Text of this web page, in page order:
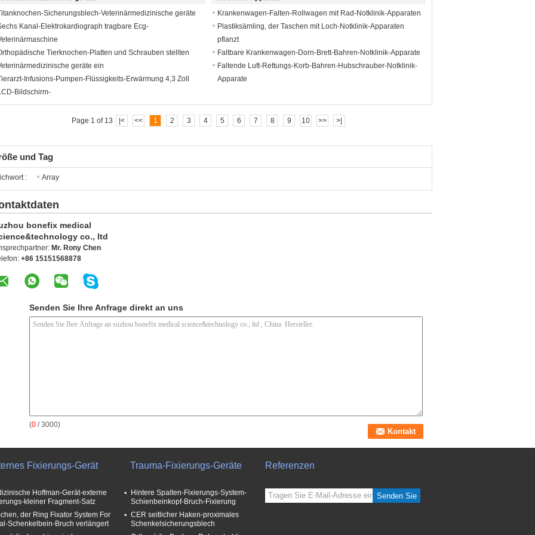
Sicherungsblech-Veterinärmedizinische geräte
Kanal-Elektrokardiograph tragbare Ecg-
Tierknochen-Platten und Schrauben stellten
geräte ein
Infusions-Pumpen-Flüssigkeits-Erwärmung 4,3 Zoll
Bildschirm-
Krankenwagen-Falten-Rollwagen mit Rad-Notklinik-Apparaten
Plastiksämling, der Taschen mit Loch-Notklinik-Apparaten
pflanzt
Faltbare Krankenwagen-Dorn-Brett-Bahren-Notklinik-Apparate
Faltende Luft-Rettungs-Korb-Bahren-Hubschrauber-Notklinik-
Apparate
Page 1 of 13 |< << 1 2 3 4 5 6 7 8 9 10 >> >|
und Tag
: Array
bonefix medical
co., ltd
Mr. Rony Chen
+86 15151568878
Senden Sie Ihre Anfrage direkt an uns
(0 / 3000)
Fixierungs-Gerät
Hoffman-Gerät-externe
kleiner Fragment-Satz
der Ring Fixator System For
Schenkelbein-Bruch verlängert
Trauma-Fixierungs-Geräte
Hintere Spalten-Fixierungs-System-
Schienbeinkopf-Bruch-Fixierung
CER seitlicher Haken-proximales
Schenkelsicherungsblech
Referenzen
Senden Sie